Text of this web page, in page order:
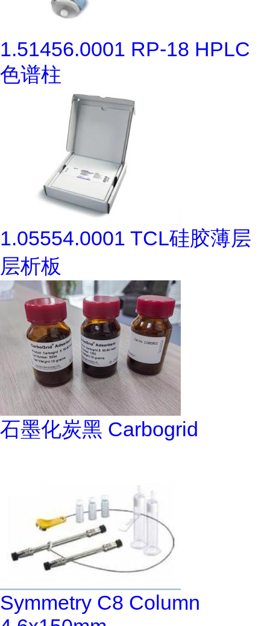
1.51456.0001 RP-18 HPLC
色谱柱
1.05554.0001 TCL硅胶薄层
层析板
石墨化炭黑 Carbogrid
Symmetry C8 Column